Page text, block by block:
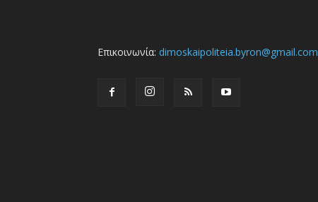
Επικοινωνία: dimoskaipoliteia.byron@gmail.com